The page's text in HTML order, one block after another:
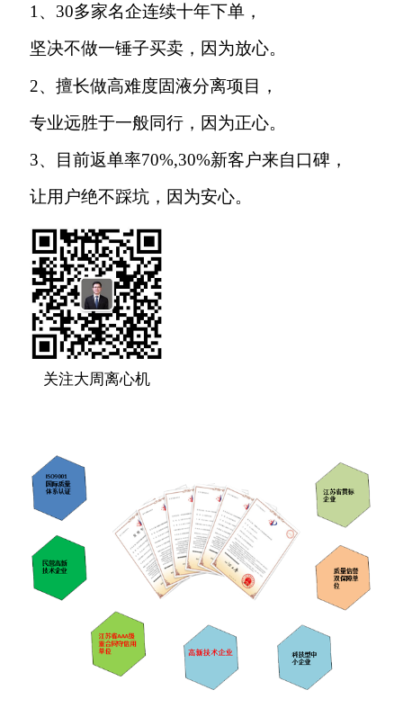
厂，我这些年，一线生产销售发货经验的积累。有坚
韧的品质，和不忘初心的砥砺前行。
时长要比市场上的刮刀离心机耐用时长，多出20%，故
障率低很多呢？ 首先，在我们公司，寿命时长性能好
全自动离心机，不仅寿命时长性能好，而且故障率
低，传动件包终身，离心机基本无振动。这样的离心
机才是真正的寿命长刮刀全自动离心机，才能保证离
套用的刮刀全自动离心机，想要寿命时间长，质量标
准必须采用高品质优质全自动离心机的质量标准。什
关注全自动离心机的使用寿命性能，还关注到全自动
离心机的故障率低，稳定性，安全性能的全自动离心
机寿命时间会更长。20家名企连续6年下单，找离心机
大周采购刮刀全自动离心机，质量比保险公司还保
险，服务比客户还客户。
年营收几千万、开BBA保时捷、一年赚半到一套房是
这帮人的标配。他们几乎无一例外都是毕业就自带一
身闯劲，一头扎进这市场里，学技术，做销售，开工
厂，一路摸索一路成长。不少都进车间干过活。
为什么离心机行业会内卷？
首先，从社会层面来看，资源分配的不平等是导致内
卷的重要因素。在资源有限的情况下，人们为了争夺
更多的资源，不得不付出更多的努力，这就导致了内
争取，从而产生了“生产内卷”现象。
1、30多家名企连续十年下单，
坚决不做一锤子买卖，因为放心。
2、擅长做高难度固液分离项目，
专业远胜于一般同行，因为正心。
3、目前返单率70%,30%新客户来自口碑，
让用户绝不踩坑，因为安心。
关注大周离心机